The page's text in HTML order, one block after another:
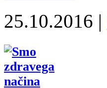
25.10.2016 |